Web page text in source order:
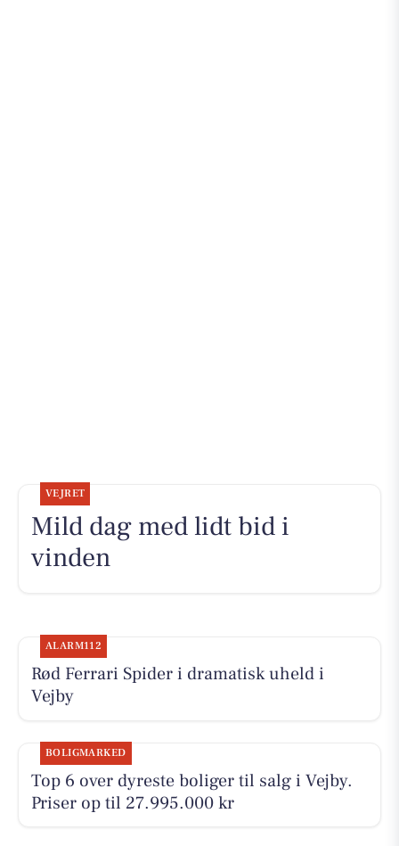
VEJRET
Mild dag med lidt bid i
vinden
ALARM112
Rød Ferrari Spider i dramatisk uheld i
Vejby
BOLIGMARKED
Top 6 over dyreste boliger til salg i Vejby.
Priser op til 27.995.000 kr